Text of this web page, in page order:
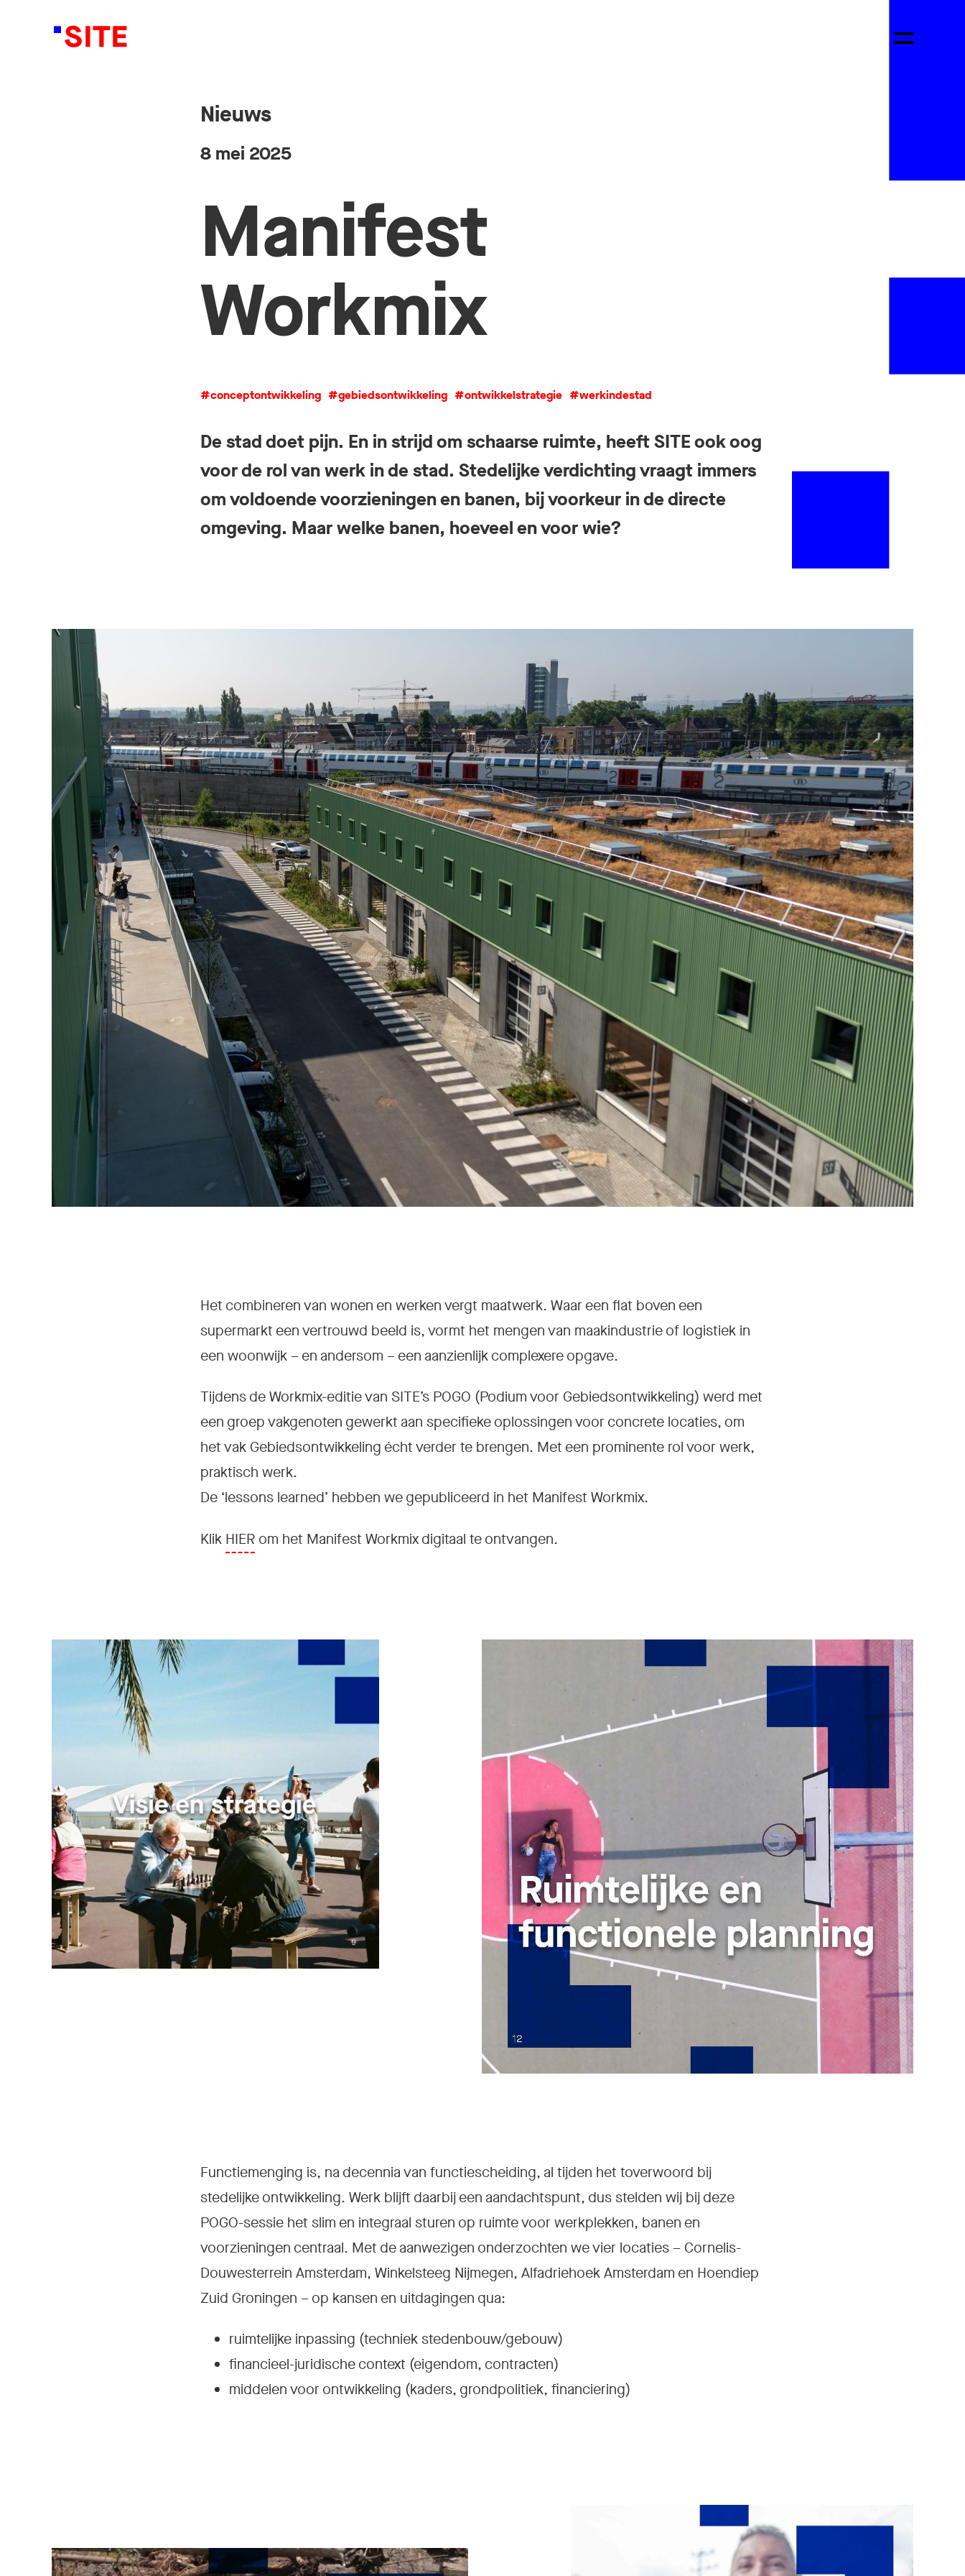
Nieuws
8 mei 2025
Manifest
Workmix
#conceptontwikkeling #gebiedsontwikkeling #ontwikkelstrategie #werkindestad
De stad doet pijn. En in strijd om schaarse ruimte, heeft SITE ook oog
voor de rol van werk in de stad. Stedelijke verdichting vraagt immers
om voldoende voorzieningen en banen, bij voorkeur in de directe
omgeving. Maar welke banen, hoeveel en voor wie?
Het combineren van wonen en werken vergt maatwerk. Waar een flat boven een
supermarkt een vertrouwd beeld is, vormt het mengen van maakindustrie of logistiek in
een woonwijk – en andersom – een aanzienlijk complexere opgave.
Tijdens de Workmix-editie van SITE’s POGO (Podium voor Gebiedsontwikkeling) werd met
een groep vakgenoten gewerkt aan specifieke oplossingen voor concrete locaties, om
het vak Gebiedsontwikkeling écht verder te brengen. Met een prominente rol voor werk,
praktisch werk.
De ‘lessons learned’ hebben we gepubliceerd in het Manifest Workmix.
Klik HIERom het Manifest Workmix digitaal te ontvangen.
Functiemenging is, na decennia van functiescheiding, al tijden het toverwoord bij
stedelijke ontwikkeling. Werk blijft daarbij een aandachtspunt, dus stelden wij bij deze
POGO-sessie het slim en integraal sturen op ruimte voor werkplekken, banen en
voorzieningen centraal. Met de aanwezigen onderzochten we vier locaties – Cornelis-
Douwesterrein Amsterdam, Winkelsteeg Nijmegen, Alfadriehoek Amsterdam en Hoendiep
Zuid Groningen – op kansen en uitdagingen qua:
ruimtelijke inpassing (techniek stedenbouw/gebouw)
financieel-juridische context (eigendom, contracten)
middelen voor ontwikkeling (kaders, grondpolitiek, financiering)